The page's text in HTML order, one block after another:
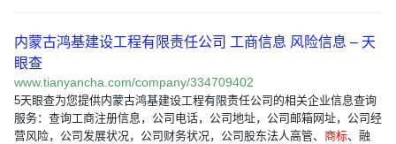
内蒙古鸿基建设工程有限责任公司 工商信息 风险信息 – 天
眼查
www.tianyancha.com/company/334709402
5天眼查为您提供内蒙古鸿基建设工程有限责任公司的相关企业信息查询
服务：查询工商注册信息，公司电话，公司地址，公司邮箱网址，公司经
营风险，公司发展状况，公司财务状况，公司股东法人高管、 商标、融